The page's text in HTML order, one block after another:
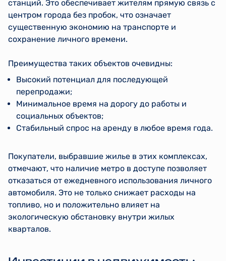
станций. Это обеспечивает жителям прямую связь с
центром города без пробок, что означает
существенную экономию на транспорте и
сохранение личного времени.
Преимущества таких объектов очевидны:
Высокий потенциал для последующей
перепродажи;
Минимальное время на дорогу до работы и
социальных объектов;
Стабильный спрос на аренду в любое время года.
Покупатели, выбравшие жилье в этих комплексах,
отмечают, что наличие метро в доступе позволяет
отказаться от ежедневного использования личного
автомобиля. Это не только снижает расходы на
топливо, но и положительно влияет на
экологическую обстановку внутри жилых
кварталов.